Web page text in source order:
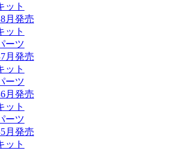
ット
月発売
ット
ーツ
月発売
ット
ーツ
月発売
ット
ーツ
月発売
ット